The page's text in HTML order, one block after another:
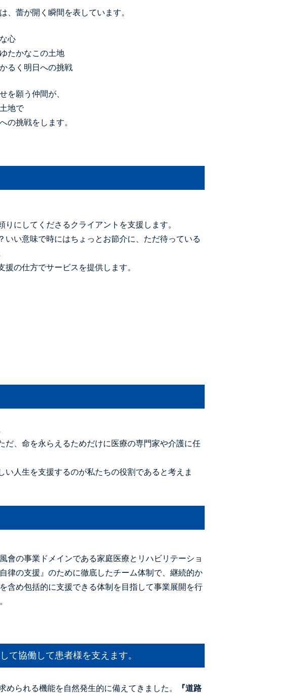
、蕾が開く瞬間を表しています。
心
たかなこの土地
るく明日への挑戦
を願う仲間が、
地で
の挑戦をします。
にしてくださるクライアントを支援します。
い意味で時にはちょっとお節介に、ただ待っている
の仕方でサービスを提供します。
、命を永らえるためだけに医療の専門家や介護に任
い人生を支援するのが私たちの役割であると考えま
會の事業ドメインである家庭医療とリハビリテーショ
律の支援』のために徹底したチーム体制で、継続的か
含め包括的に支援できる体制を目指して事業展開を行
て協働して患者様を支えます。
られる機能を自然発生的に備えてきました。
『道路